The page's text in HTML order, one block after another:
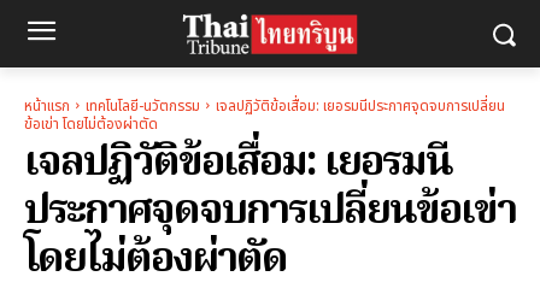
หน้าแรก เทคโนโลยี-นวัตกรรม
เจลปฏิวัติข้อเสื่อม: เยอรมนีประกาศจุดจบการเปลี่ยน
ข้อเข่า โดยไม่ต้องผ่าตัด
เจลปฏิวัติข้อเสื่อม: เยอรมนี
ประกาศจุดจบการเปลี่ยนข้อเข่า
โดยไม่ต้องผ่าตัด